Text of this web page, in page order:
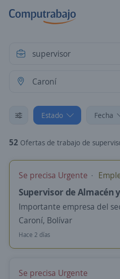
Estado Fecha
52 Ofertas de trabajo de supervisor en
Se precisa Urgente
Supervisor de Almacén
Importante empresa del
Caroní, Bolívar
Hace 2 días
Se precisa Urgente